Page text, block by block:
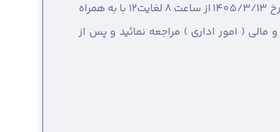
جهت ارائه و بررسی مدارک خود از روز دوشنبه مورخ 1405/3/11 تا روز چهارشنبه مورخ 1405/3/13 از ساعت 8 لغایت12 با به همراه
( امور اداری ) مراجعه نمائید و پس از